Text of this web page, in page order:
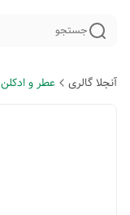
جستجو
آنجلا گالری عطر و ادکلن